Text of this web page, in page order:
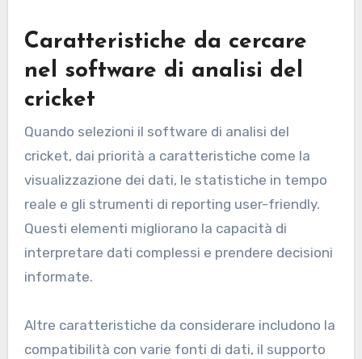
Caratteristiche da cercare
nel software di analisi del
cricket
Quando selezioni il software di analisi del
cricket, dai priorità a caratteristiche come la
visualizzazione dei dati, le statistiche in tempo
reale e gli strumenti di reporting user-friendly.
Questi elementi migliorano la capacità di
interpretare dati complessi e prendere decisioni
informate.
Altre caratteristiche da considerare includono la
compatibilità con varie fonti di dati, il supporto